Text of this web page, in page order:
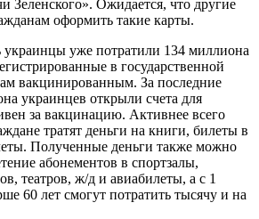
Зеленского». Ожидается, что другие
оформить такие карты.
уже потратили 134 миллиона
в государственной
вакцинированным. За последние
украинцев открыли счета для
за вакцинацию. Активнее всего
тратят деньги на книги, билеты в
Полученные деньги также можно
абонементов в спортзалы,
театров, ж/д и авиабилеты, а с 1
60 лет смогут потратить тысячу и на